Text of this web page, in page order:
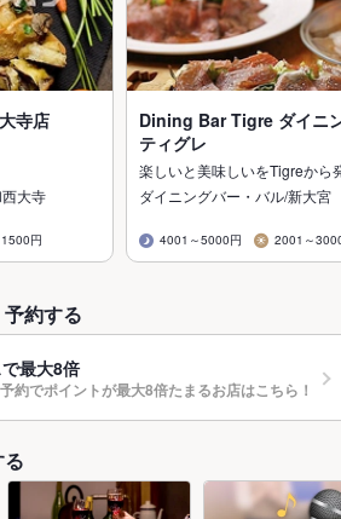
寺店
大寺
円
Dining Bar Tigre ダイニ
ティグレ
楽しいと美味しいをTigreから
ダイニングバー・バル/新大宮
4001～5000円 2001～
約する
最大8倍
約でポイントが最大8倍たまるお店はこちら！